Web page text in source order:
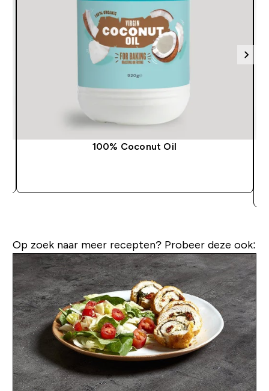
100% Coconut Oil
Op zoek naar meer recepten? Probeer deze ook: